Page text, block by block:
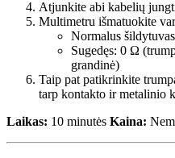
Atjunkite abi kabelių
Multimetru išmatuokite
Normalus
Sugedęs: 0 Ω
grandinė)
Taip pat patikrinkite
tarp kontakto ir metalinio
Laikas: 10 minutės Kaina: